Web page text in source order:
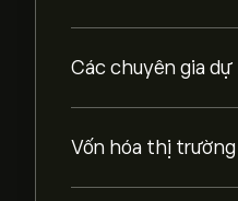
Các chuyên gia
Vốn hóa thị